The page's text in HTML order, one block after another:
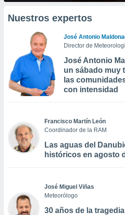
Nuestros expertos
José Antonio
Director de
José Antonio
un sábado muy
las
con intensidad
Francisco Martín León
Coordinador de la RAM
Las aguas del
históricos en agosto
José Miguel Viñas
Meteorólogo
30 años de la